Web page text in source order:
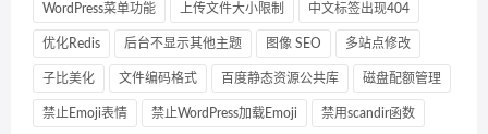
WordPress菜单功能 上传文件大小限制 中文标签出现404
优化Redis 后台不显示其他主题 图像 SEO 多站点修改
子比美化 文件编码格式 百度静态资源公共库 磁盘配额管理
禁止Emoji表情 禁止WordPress加载Emoji 禁用scandir函数